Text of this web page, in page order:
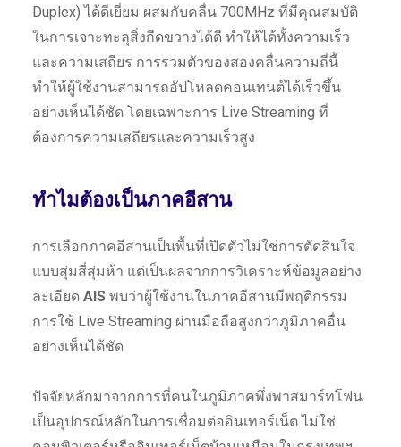
Duplex) ได้ดีเยี่ยม ผสมกับคลื่น 700MHz ที่มีคุณสมบัติ
ในการเจาะทะลุสิ่งกีดขวางได้ดี ทำให้ได้ทั้งความเร็ว
และความเสถียร การรวมตัวของสองคลื่นความถี่นี้
ทำให้ผู้ใช้งานสามารถอัปโหลดคอนเทนต์ได้เร็วขึ้น
อย่างเห็นได้ชัด โดยเฉพาะการ Live Streaming ที่
ต้องการความเสถียรและความเร็วสูง
ทำไมต้องเป็นภาคอีสาน
การเลือกภาคอีสานเป็นพื้นที่เปิดตัวไม่ใช่การตัดสินใจ
แบบสุ่มสี่สุ่มห้า แต่เป็นผลจากการวิเคราะห์ข้อมูลอย่าง
ละเอียด AISพบว่าผู้ใช้งานในภาคอีสานมีพฤติกรรม
การใช้ Live Streaming ผ่านมือถือสูงกว่าภูมิภาคอื่น
อย่างเห็นได้ชัด
ปัจจัยหลักมาจากการที่คนในภูมิภาคพึ่งพาสมาร์ทโฟน
เป็นอุปกรณ์หลักในการเชื่อมต่ออินเทอร์เน็ต ไม่ใช่